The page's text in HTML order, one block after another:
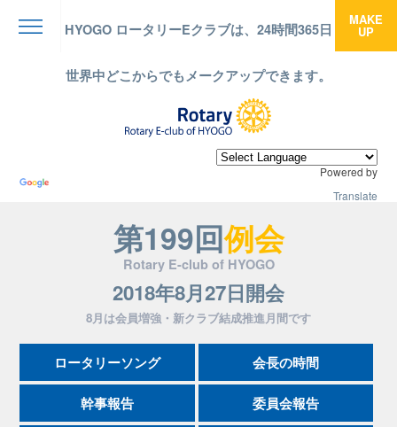
HYOGO ロータリーEクラブは、24時間365日
世界中どこからでもメークアップできます。
MAKE
UP
Powered by
Translate
第199回例会
Rotary E-club of HYOGO
2018年8月27日開会
8月は会員増強・新クラブ結成推進月間です
ロータリーソング 会長の時間
幹事報告 委員会報告